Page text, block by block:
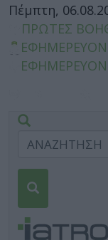
Πέμπτη,
ΠΡΩΤΕΣ